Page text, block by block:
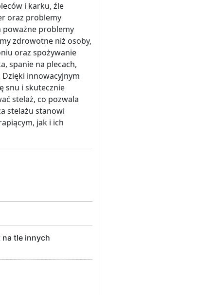
i karku, źle
oraz problemy
poważne problemy
zdrowotne niż osoby,
oraz spożywanie
spanie na plecach,
innowacyjnym
snu i skutecznie
stelaż, co pozwala
stelażu stanowi
jak i ich
tle innych